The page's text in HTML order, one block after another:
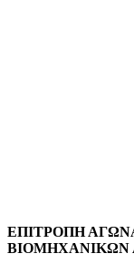
ΕΠΙΤΡΟΠΗ
ΒΙΟΜΗΧΑΝΙΚΩΝ